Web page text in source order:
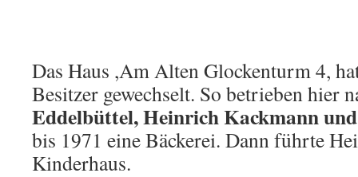
Das Haus ,Am Alten Glockenturm 4,
Besitzer gewechselt. So betrieben hier
Eddelbüttel, Heinrich Kackmann
bis 1971 eine Bäckerei. Dann führte
Kinderhaus.